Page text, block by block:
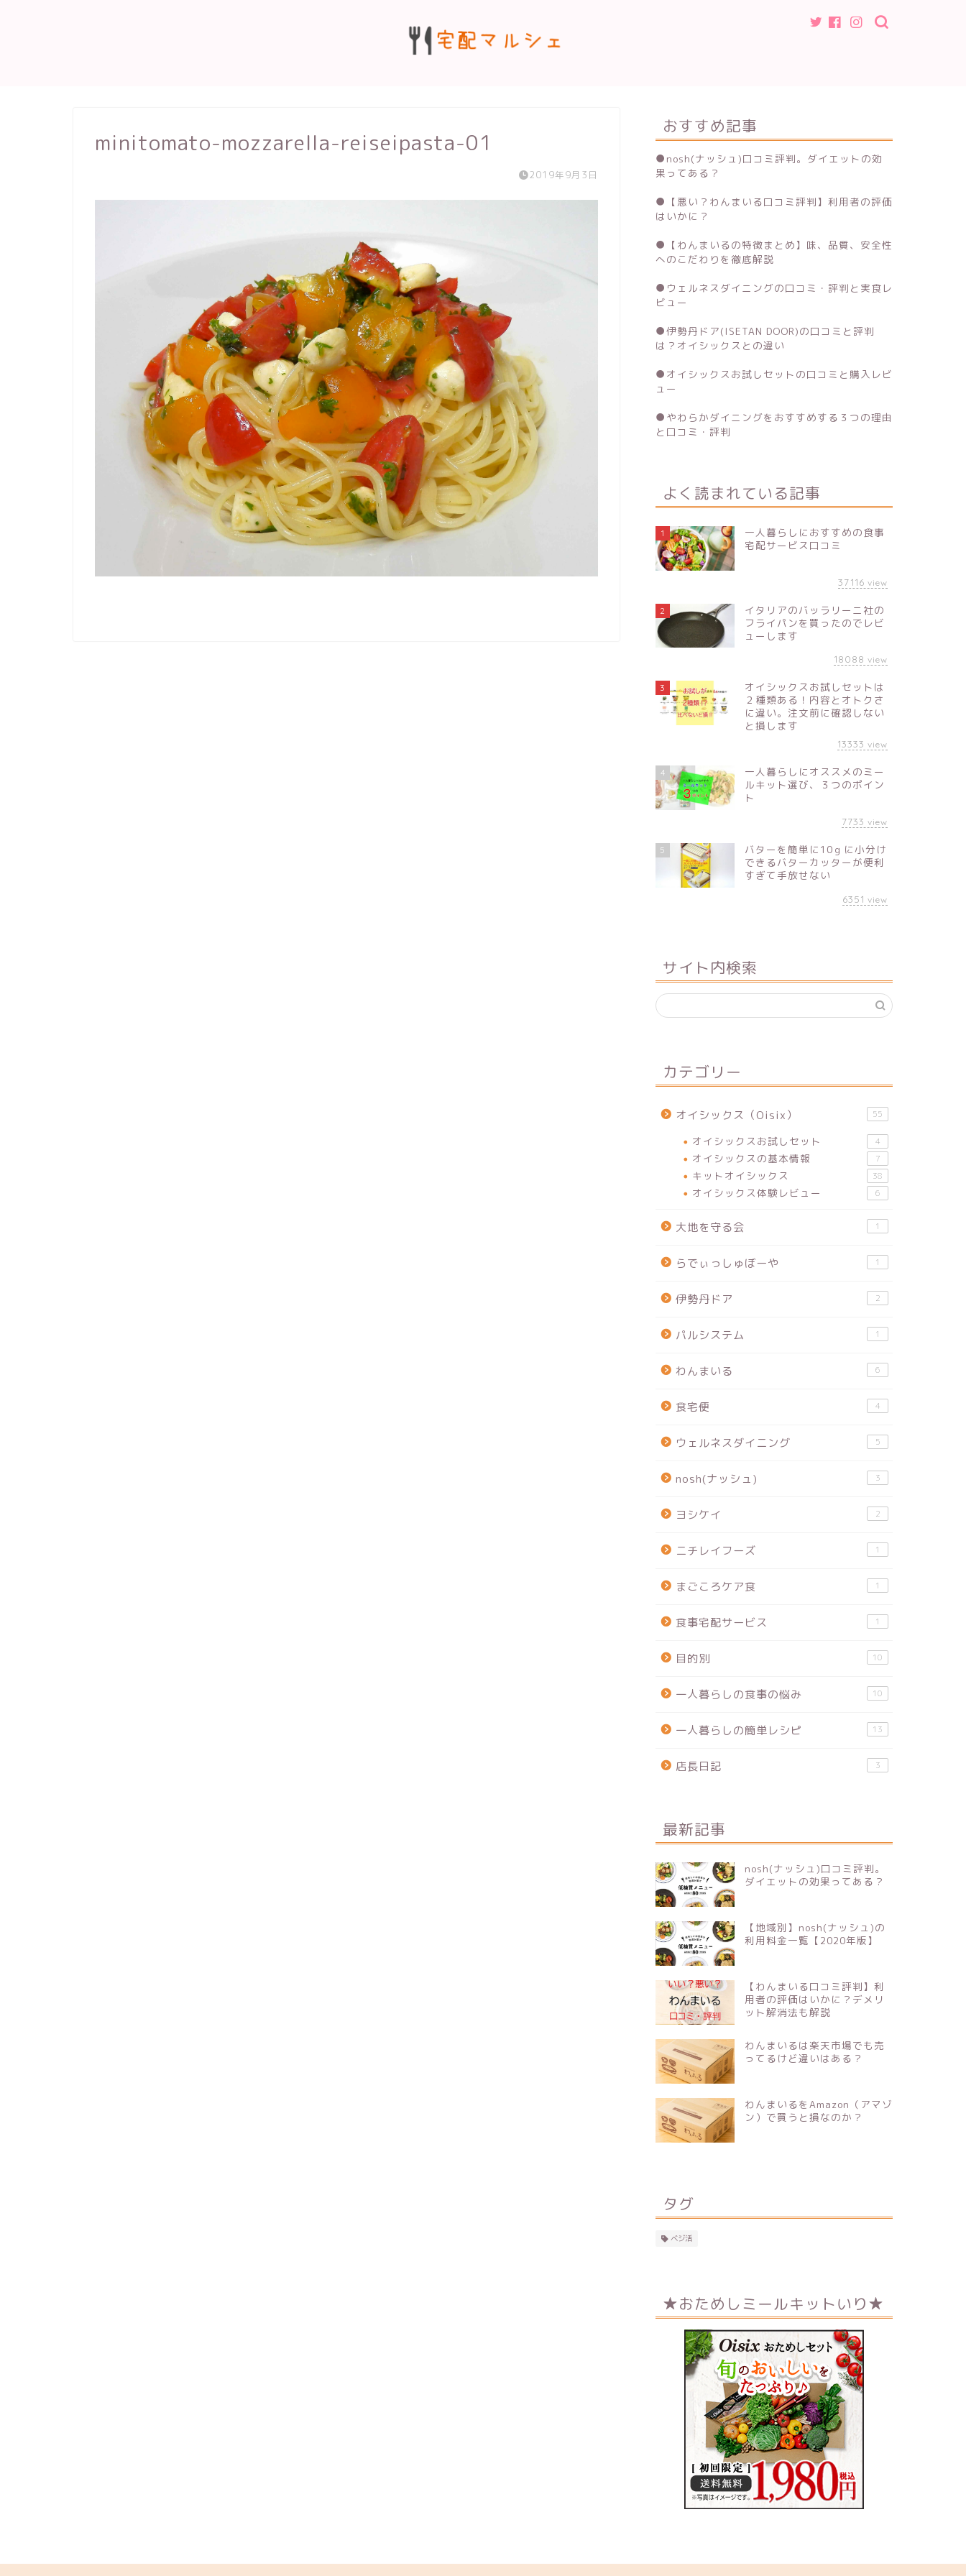
minitomato-mozzarella-reiseipasta-01
2019年9月3日
おすすめ記事
● nosh(ナッシュ)口コミ評判。ダイエットの効
果ってある？
● 【悪い？わんまいる口コミ評判】利用者の評価
はいかに？
● 【わんまいるの特徴まとめ】味、品質、安全性
へのこだわりを徹底解説
● ウェルネスダイニングの口コミ・評判と実食レ
ビュー
●伊勢丹ドア(ISETAN DOOR)の口コミと評判
は？オイシックスとの違い
● オイシックスお試しセットの口コミと購入レビ
ュー
● やわらかダイニングをおすすめする３つの理由
と口コミ・評判
よく読まれている記事
1
一人暮らしにおすすめの食事
宅配サービス口コミ
37116 view
2
イタリアのバッラリーニ社の
フライパンを買ったのでレビ
ューします
18088 view
3
オイシックスお試しセットは
２種類ある！内容とオトクさ
に違い。注文前に確認しない
と損します
13333 view
4
一人暮らしにオススメのミー
ルキット選び、３つのポイン
ト
7733 view
5
バターを簡単に10ｇに小分け
できるバターカッターが便利
すぎて手放せない
6351 view
サイト内検索
カテゴリー
オイシックス（Oisix） 55
オイシックスお試しセット 4
オイシックスの基本情報 7
キットオイシックス 38
オイシックス体験レビュー 6
大地を守る会 1
らでぃっしゅぼーや 1
伊勢丹ドア 2
パルシステム 1
わんまいる 6
食宅便 4
ウェルネスダイニング 5
nosh(ナッシュ) 3
ヨシケイ 2
ニチレイフーズ 1
まごころケア食 1
食事宅配サービス 1
目的別 10
一人暮らしの食事の悩み 10
一人暮らしの簡単レシピ 13
店長日記 3
最新記事
nosh(ナッシュ)口コミ評判。
ダイエットの効果ってある？
【地域別】nosh(ナッシュ)の
利用料金一覧【2020年版】
【わんまいる口コミ評判】利
用者の評価はいかに？デメリ
ット解消法も解説
わんまいるは楽天市場でも売
ってるけど違いはある？
わんまいるをAmazon（アマゾ
ン）で買うと損なのか？
タグ
ベジ活
★おためしミールキットいり★